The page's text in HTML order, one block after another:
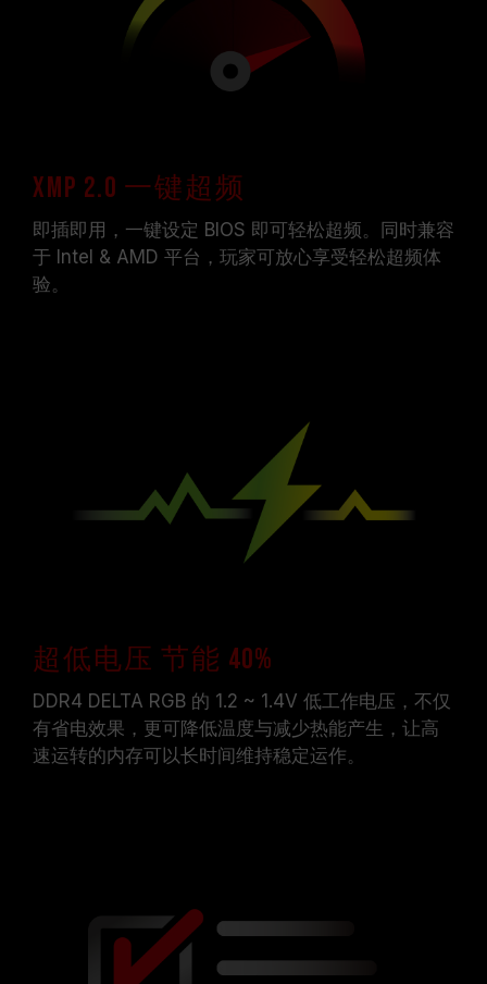
XMP 2.0 一键超频
即插即用，一键设定 BIOS 即可轻松超频。同时兼容
于 Intel & AMD 平台，玩家可放心享受轻松超频体
验。
超低电压 节能 40%
DDR4 DELTA RGB 的 1.2 ~ 1.4V 低工作电压，不仅
有省电效果，更可降低温度与减少热能产生，让高
速运转的内存可以长时间维持稳定运作。